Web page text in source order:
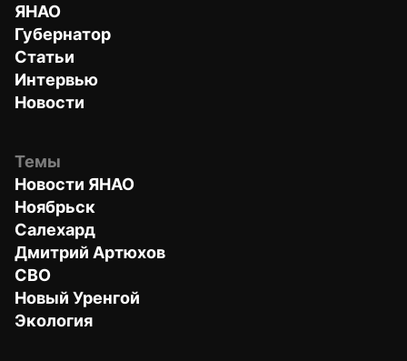
ЯНАО
Губернатор
Статьи
Интервью
Новости
Темы
Новости ЯНАО
Ноябрьск
Салехард
Дмитрий Артюхов
СВО
Новый Уренгой
Экология